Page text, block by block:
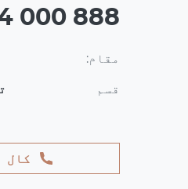
000 888
مقام:
قسم
کال